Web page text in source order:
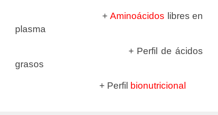
+Aminoácidos libres en
plasma
+ Perfil de ácidos
grasos
+ Perfil bionutricional